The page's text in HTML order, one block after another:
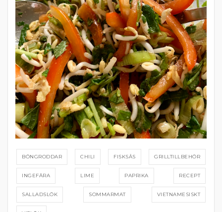
BÖNGRODDAR CHILI FISKSÅS GRILLTILLBEHÖR
INGEFÄRA LIME PAPRIKA RECEPT
SALLADSLÖK SOMMARMAT VIETNAMESISKT